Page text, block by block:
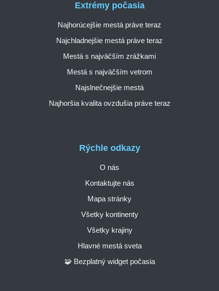
Rýchle odkazy
O nás
Kontaktujte nás
Mapa stránky
Všetky kontinenty
Všetky krajiny
Hlavné mestá sveta
🧩 Bezplatný widget počasia
Extrémy počasia
Najhorúcejšie mestá práve teraz
Najchladnejšie mestá práve teraz
Mestá s najväčším zrážkami
Mestá s najväčším vetrom
Najslnečnejšie mestá
Najhoršia kvalita ovzdušia práve teraz